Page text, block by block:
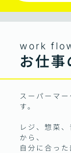
work
お仕事
スーパーマ
す。
レジ、惣菜
から、
自分に合った